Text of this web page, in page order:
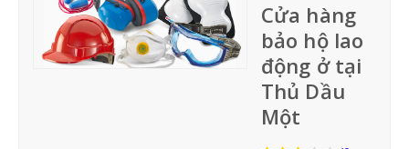
GIÀY BẢO HỘ LAO ĐỘNG
Cửa hàng
bảo hộ lao
động ở tại
Thủ Dầu
Một